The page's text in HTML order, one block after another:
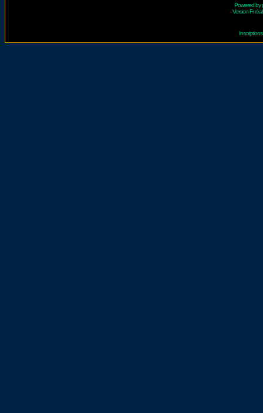
Powered by
Version Fr